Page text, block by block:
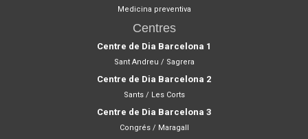
Medicina preventiva
Centres
Centre de Dia Barcelona 1
Sant Andreu / Sagrera
Centre de Dia Barcelona 2
Sants / Les Corts
Centre de Dia Barcelona 3
Congrés / Maragall